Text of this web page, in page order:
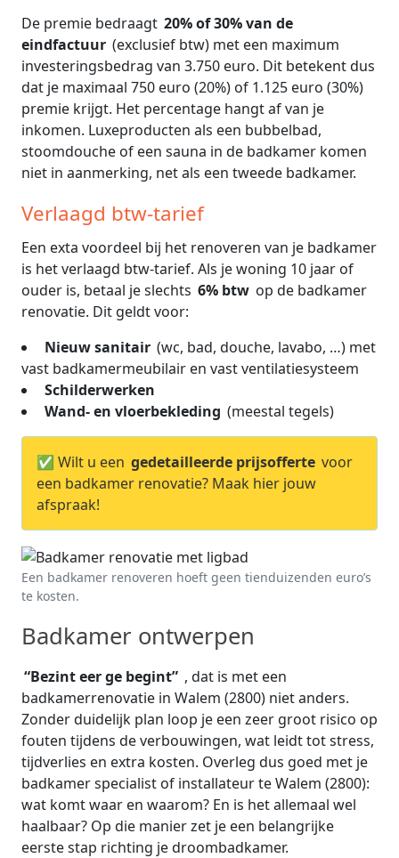
De premie bedraagt 20% of 30% van de
eindfactuur (exclusief btw) met een maximum
investeringsbedrag van 3.750 euro. Dit betekent dus
dat je maximaal 750 euro (20%) of 1.125 euro (30%)
premie krijgt. Het percentage hangt af van je
inkomen. Luxeproducten als een bubbelbad,
stoomdouche of een sauna in de badkamer komen
niet in aanmerking, net als een tweede badkamer.
Verlaagd btw-tarief
Een exta voordeel bij het renoveren van je badkamer
is het verlaagd btw-tarief. Als je woning 10 jaar of
ouder is, betaal je slechts 6% btw op de badkamer
renovatie. Dit geldt voor:
Nieuw sanitair (wc, bad, douche, lavabo, …) met
vast badkamermeubilair en vast ventilatiesysteem
Schilderwerken
Wand- en vloerbekleding (meestal tegels)
✅ Wilt u een gedetailleerde prijsofferte voor
een badkamer renovatie? Maak hier jouw
afspraak!
Een badkamer renoveren hoeft geen tienduizenden euro’s
te kosten.
Badkamer ontwerpen
“Bezint eer ge begint” , dat is met een
badkamerrenovatie in Walem (2800) niet anders.
Zonder duidelijk plan loop je een zeer groot risico op
fouten tijdens de verbouwingen, wat leidt tot stress,
tijdverlies en extra kosten. Overleg dus goed met je
badkamer specialist of installateur te Walem (2800):
wat komt waar en waarom? En is het allemaal wel
haalbaar? Op die manier zet je een belangrijke
eerste stap richting je droombadkamer.